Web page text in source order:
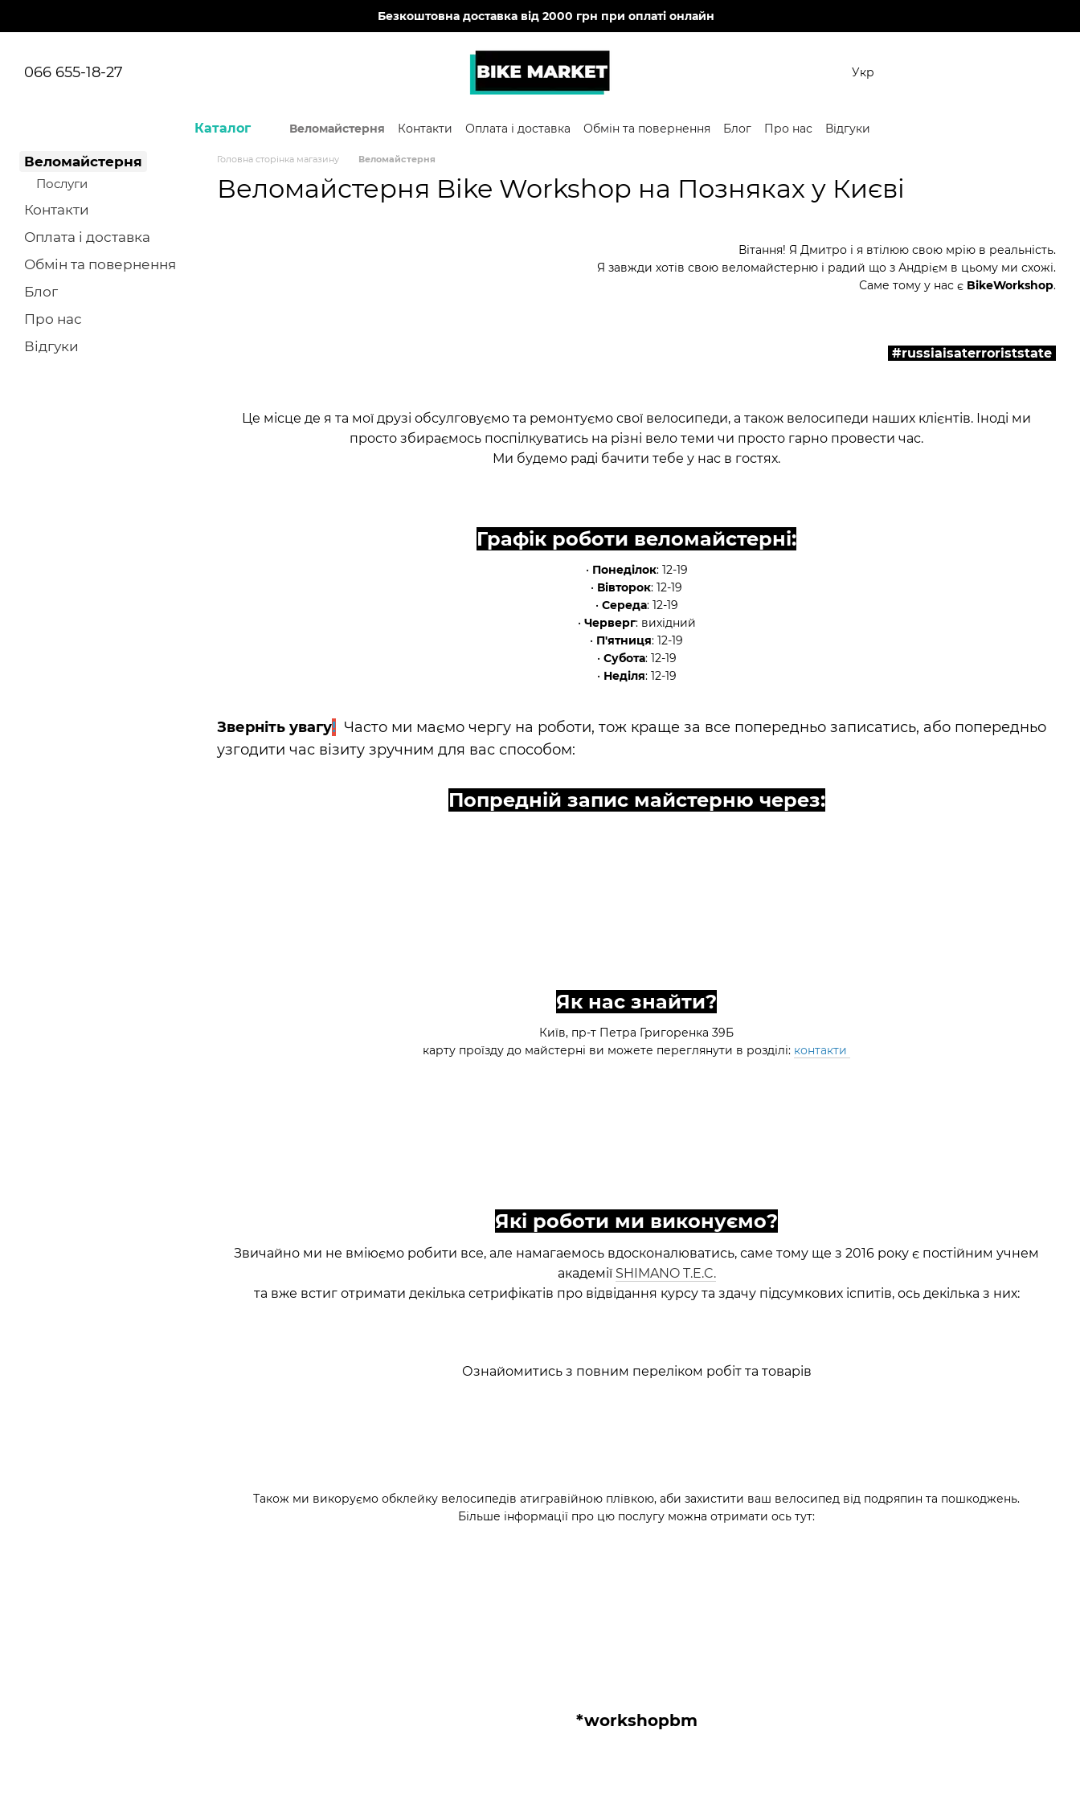
Безкоштовна доставка від 2000 грн при оплаті онлайн
066 655-18-27 Укр
Каталог Веломайстерня Контакти Оплата і доставка Обмін та повернення Блог Про нас Відгуки
Головна сторінка магазину Веломайстерня
Веломайстерня Bike Workshop на Позняках у Києві
Вітання! Я Дмитро і я втілюю свою мрію в реальність.
Я завжди хотів свою веломайстерню і радий що з Андрієм в цьому ми схожі.
Саме тому у нас є BikeWorkshop.
#russiaisaterroriststate
Це місце де я та мої друзі обсулговуємо та ремонтуємо свої велосипеди, а також велосипеди наших клієнтів. Іноді ми
просто збираємось поспілкуватись на різні вело теми чи просто гарно провести час.
Ми будемо раді бачити тебе у нас в гостях.
Графік роботи веломайстерні:
• Понеділок: 12-19
• Вівторок: 12-19
• Середа: 12-19
• Черверг: вихідний
• П'ятниця: 12-19
• Субота: 12-19
• Неділя: 12-19
Зверніть увагу! Часто ми маємо чергу на роботи, тож краще за все попередньо записатись, або попередньо
узгодити час візиту зручним для вас способом:
Попредній запис майстерню через:
Як нас знайти?
Київ, пр-т Петра Григоренка 39Б
карту проїзду до майстерні ви можете переглянути в розділі: контакти
Які роботи ми виконуємо?
Звичайно ми не вміюємо робити все, але намагаемось вдосконалюватись, саме тому ще з 2016 року є постійним учнем
академії SHIMANO T.E.C.
та вже встиг отримати декілька сетрифікатів про відвідання курсу та здачу підсумкових іспитів, ось декілька з них:
Ознайомитись з повним переліком робіт та товарів
Також ми викоруємо обклейку велосипедів атигравійною плівкою, аби захистити ваш велосипед від подряпин та пошкоджень.
Більше інформації про цю послугу можна отримати ось тут:
*workshopbm
Веломайстерня
Послуги
Контакти
Оплата і доставка
Обмін та повернення
Блог
Про нас
Відгуки